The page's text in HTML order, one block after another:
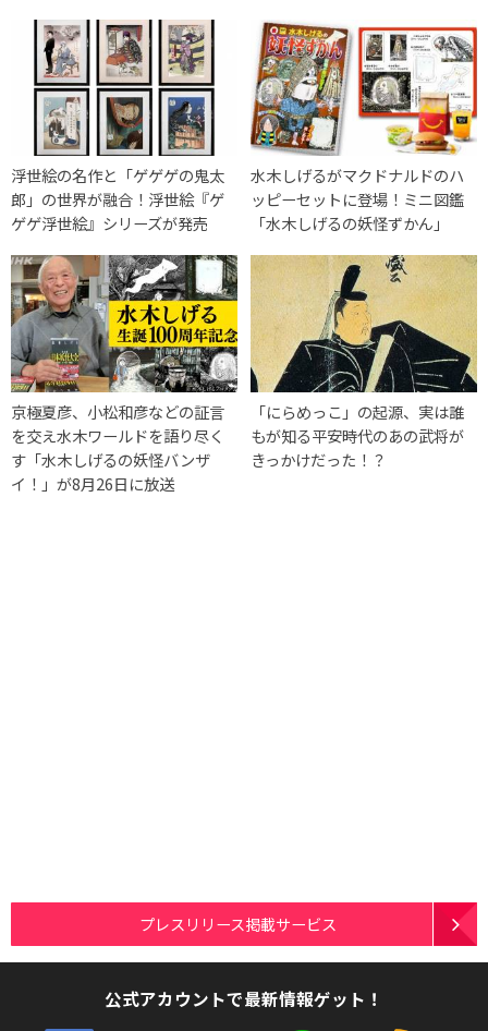
浮世絵の名作と「ゲゲゲの鬼太
郎」の世界が融合！浮世絵『ゲ
ゲゲ浮世絵』シリーズが発売
水木しげるがマクドナルドのハ
ッピーセットに登場！ミニ図鑑
「水木しげるの妖怪ずかん」
京極夏彦、小松和彦などの証言
を交え水木ワールドを語り尽く
す「水木しげるの妖怪バンザ
イ！」が8月26日に放送
「にらめっこ」の起源、実は誰
もが知る平安時代のあの武将が
きっかけだった！？
プレスリリース掲載サービス
公式アカウントで最新情報ゲット！